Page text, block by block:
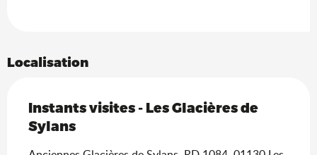
Localisation
Instants visites - Les Glacières de
Sylans